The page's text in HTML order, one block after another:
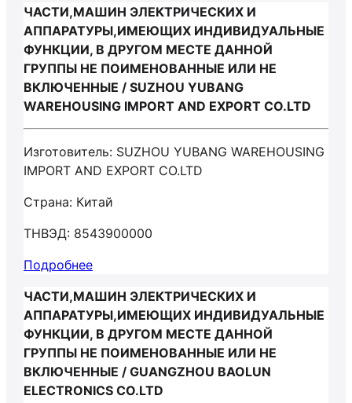
ЧАСТИ,МАШИН ЭЛЕКТРИЧЕСКИХ И
АППАРАТУРЫ,ИМЕЮЩИХ ИНДИВИДУАЛЬНЫЕ
ФУНКЦИИ, В ДРУГОМ МЕСТЕ ДАННОЙ
ГРУППЫ НЕ ПОИМЕНОВАННЫЕ ИЛИ НЕ
ВКЛЮЧЕННЫЕ / SUZHOU YUBANG
WAREHOUSING IMPORT AND EXPORT CO.LTD
Изготовитель: SUZHOU YUBANG WAREHOUSING
IMPORT AND EXPORT CO.LTD
Страна: Китай
ТНВЭД: 8543900000
Подробнее
ЧАСТИ,МАШИН ЭЛЕКТРИЧЕСКИХ И
АППАРАТУРЫ,ИМЕЮЩИХ ИНДИВИДУАЛЬНЫЕ
ФУНКЦИИ, В ДРУГОМ МЕСТЕ ДАННОЙ
ГРУППЫ НЕ ПОИМЕНОВАННЫЕ ИЛИ НЕ
ВКЛЮЧЕННЫЕ / GUANGZHOU BAOLUN
ELECTRONICS CO.LTD